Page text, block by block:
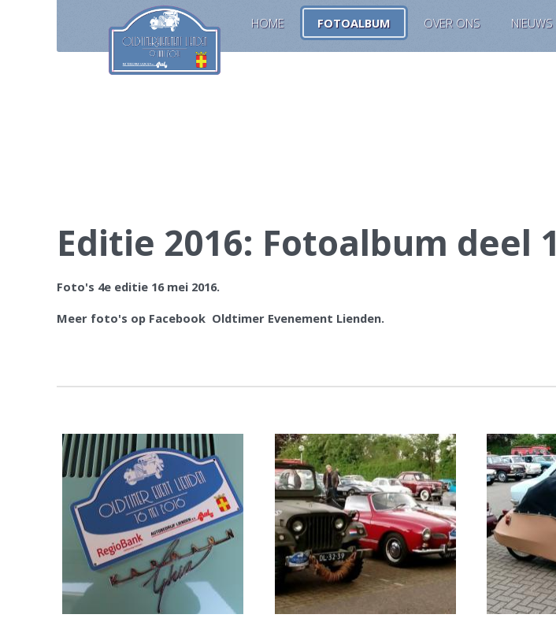
HOME FOTOALBUM OVER ONS NIEUWS
Editie 2016: Fotoalbum deel 1
​Foto's 4e editie 16 mei 2016.
​Meer foto's op Facebook Oldtimer Evenement Lienden.